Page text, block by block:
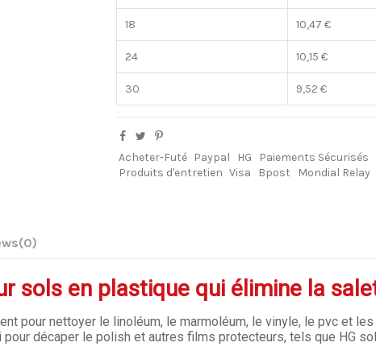
18 10,47 €
24 10,15 €
30 9,52 €
Acheter-Futé Paypal HG Paiements Sécurisés
Produits d'entretien Visa Bpost Mondial Relay
(0)
sols en plastique qui élimine la
pour nettoyer le linoléum, le marmoléum, le vinyle, le pvc et
décaper le polish et autres films protecteurs, tels que HG